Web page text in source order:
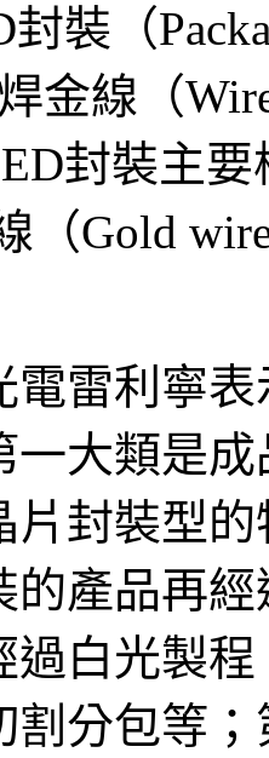
裝（
金線（
封裝主
（Gold
電雷利寧
一大類是
片封裝型
的產品再
過白光製
割分包等